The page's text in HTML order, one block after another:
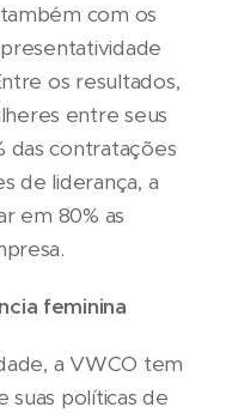
com os
os resultados,
entre seus
das contratações
de liderança, a
em 80% as
feminina
a VWCO tem
suas políticas de